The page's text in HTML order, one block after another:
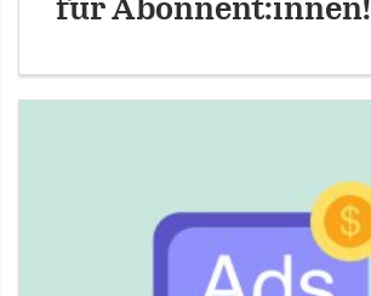
für Abonnent:innen!